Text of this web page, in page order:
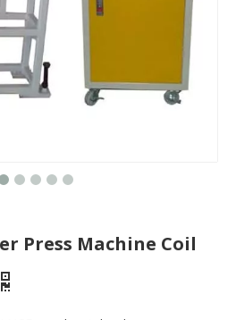
Press Machine Coil